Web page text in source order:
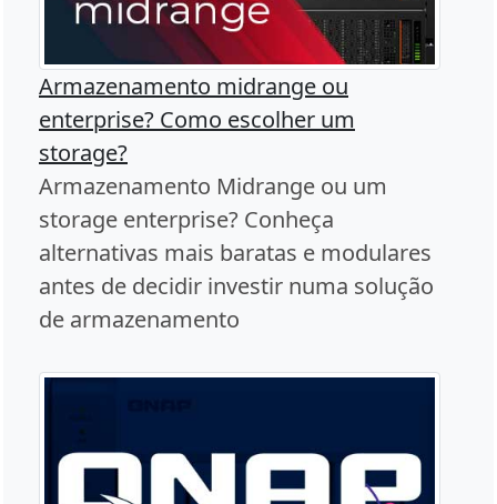
Armazenamento midrange ou
enterprise? Como escolher um
storage?
Armazenamento Midrange ou um
storage enterprise? Conheça
alternativas mais baratas e modulares
antes de decidir investir numa solução
de armazenamento